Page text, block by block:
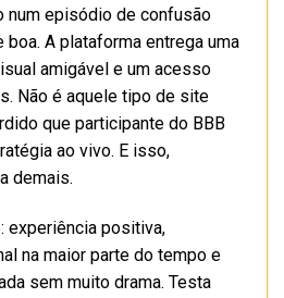
num episódio de confusão
boa. A plataforma entrega uma
amigável e um acesso
Não é aquele tipo de site
que participante do BBB
ao vivo. E isso,
demais.
experiência positiva,
na maior parte do tempo e
sem muito drama. Testa